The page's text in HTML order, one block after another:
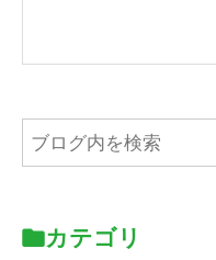
カテゴリ